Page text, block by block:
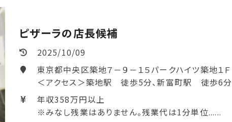
ピザーラの店長候補
2025/10/09
東京都中央区築地７－９－１５パークハイツ築地１Ｆ
＜アクセス＞築地駅 徒歩5分、新富町駅 徒歩6分
年収358万円以上
※みなし残業はありません。残業代は1分単位......